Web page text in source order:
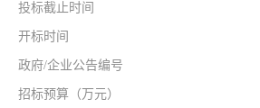
投标截止时间
开标时间
政府/企业公告编号
招标预算（万元）